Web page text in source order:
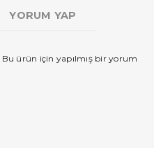
YORUM YAP
Bu ürün için yapılmış bir yorum